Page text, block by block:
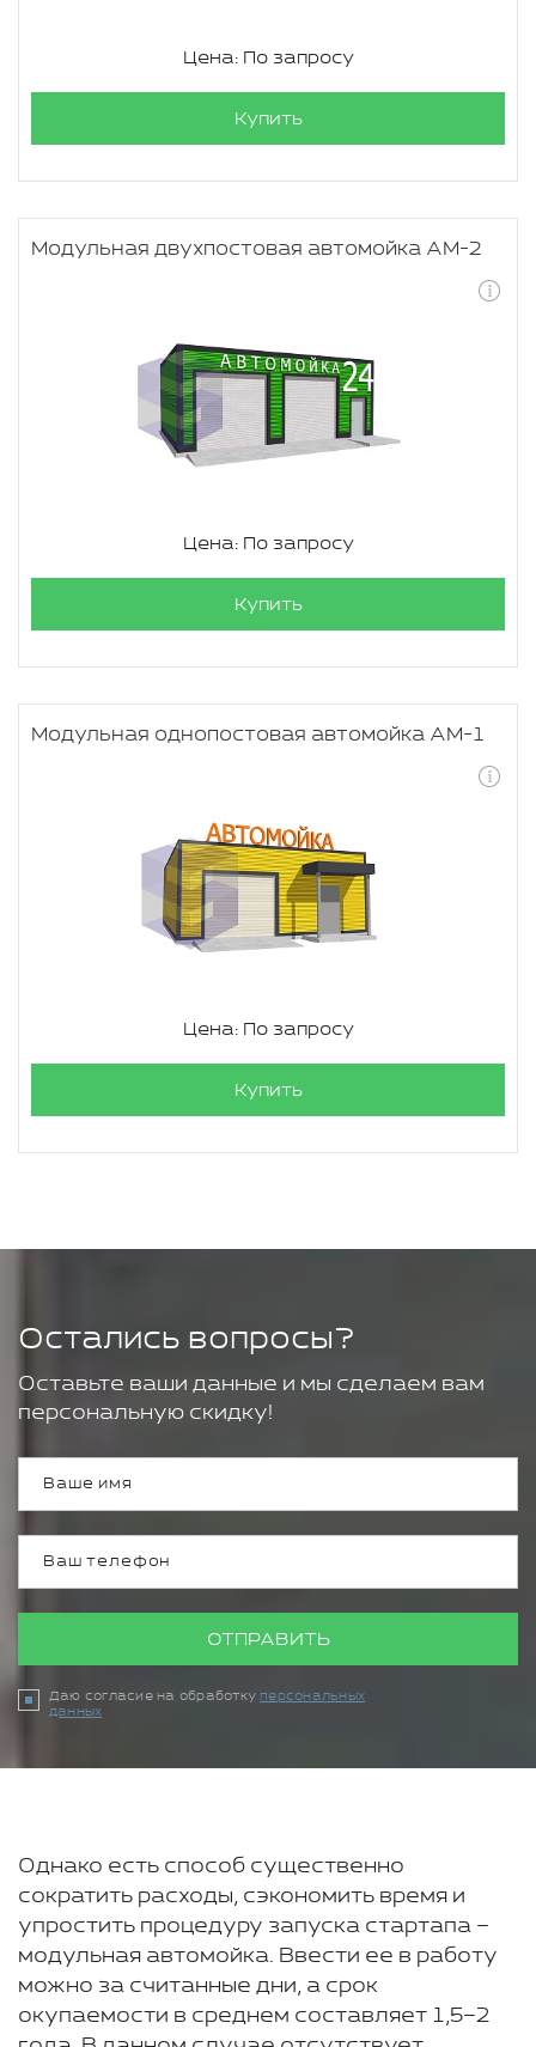
Цена: По запросу
Купить
Модульная двухпостовая автомойка АМ-2
Цена: По запросу
Купить
Модульная однопостовая автомойка АМ-1
Цена: По запросу
Купить
Остались вопросы?
Оставьте ваши данные и мы сделаем вам
персональную скидку!
ОТПРАВИТЬ
Даю согласие на обработку персональных
данных
Однако есть способ существенно
сократить расходы, сэкономить время и
упростить процедуру запуска стартапа –
модульная автомойка. Ввести ее в работу
можно за считанные дни, а срок
окупаемости в среднем составляет 1,5–2